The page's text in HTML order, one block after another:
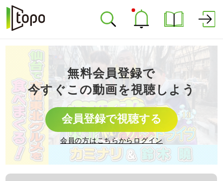
無料会員登録で
今すぐこの動画を視聴しよう
会員登録で視聴する
会員の方はこちらからログイン